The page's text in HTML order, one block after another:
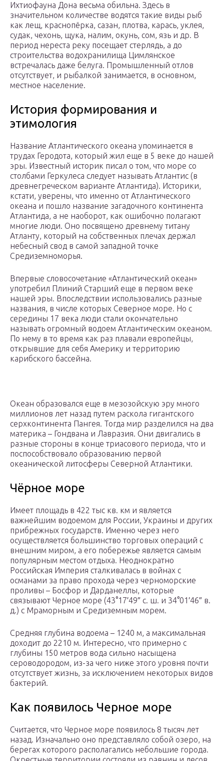
Ихтиофауна Дона весьма обильна. Здесь в
значительном количестве водятся такие виды рыб
как лещ, краснопёрка, сазан, плотва, карась, уклея,
судак, чехонь, щука, налим, окунь, сом, язь и др. В
период нереста реку посещает стерлядь, а до
строительства водохранилища Цимлянское
встречалась даже белуга. Промышленный отлов
отсутствует, и рыбалкой занимается, в основном,
местное население.
История формирования и
этимология
Название Атлантического океана упоминается в
трудах Геродота, который жил еще в 5 веке до нашей
эры. Известный историк писал о том, что море со
столбами Геркулеса следует называть Атлантис (в
древнегреческом варианте Атлантида). Историки,
кстати, уверены, что именно от Атлантического
океана и пошло название загадочного континента
Атлантида, а не наоборот, как ошибочно полагают
многие люди. Оно посвящено древнему титану
Атланту, который на собственных плечах держал
небесный свод в самой западной точке
Средиземноморья.
Впервые словосочетание «Атлантический океан»
употребил Плиний Старший еще в первом веке
нашей эры. Впоследствии использовались разные
названия, в числе которых Северное море. Но с
середины 17 века люди стали окончательно
называть огромный водоем Атлантическим океаном.
По нему в то время как раз плавали европейцы,
открывшие для себя Америку и территорию
карибского бассейна.
Океан образовался еще в мезозойскую эру много
миллионов лет назад путем раскола гигантского
серхконтинента Пангея. Тогда мир разделился на два
материка – Гондвана и Лавразия. Они двигались в
разные стороны в конце триасового периода, что и
поспособствовало образованию первой
океанической литосферы Северной Атлантики.
Чёрное море
Имеет площадь в 422 тыс кв. км и является
важнейшим водоемом для России, Украины и других
прибрежных государств. Именно через него
осуществляется большинство торговых операций с
внешним миром, а его побережье является самым
популярным местом отдыха. Неоднократно
Российская Империя сталкивалась в войнах с
османами за право прохода через черноморские
проливы – Босфор и Дарданеллы, которые
связывают Черное море (43°17′49″ с. ш. и 34°01′46″ в.
д.) с Мраморным и Средиземным морем.
Средняя глубина водоема – 1240 м, а максимальная
доходит до 2210 м. Интересно, что примерно с
глубины 150 метров вода сильно насыщена
сероводородом, из-за чего ниже этого уровня почти
отсутствует жизнь, за исключением некоторых видов
бактерий.
Как появилось Черное море
Считается, что Черное море появилось 8 тысяч лет
назад. Изначально оно представляло собой озеро, на
берегах которого располагались небольшие города.